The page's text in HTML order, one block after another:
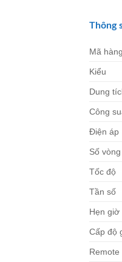
Thông
Mã hàng
Kiểu
Dung
Công
Điện áp
Số
Tốc độ
Tần số
Hẹn giờ
Cấp độ
Remote